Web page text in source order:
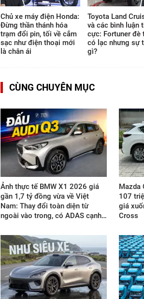
Chủ xe máy điện Honda:
Đừng thần thánh hóa
trạm đổi pin, tối về cắm
sạc như điện thoại mới
là chân ái
Toyota Land
và các bình luận
cực: Fortuner đè
có lạc nhưng sự
gì?
CÙNG CHUYÊN MỤC
Ảnh thực tế BMW X1 2026 giá
gần 1,7 tỷ đồng vừa về Việt
Nam: Thay đổi toàn diện từ
ngoài vào trong, có ADAS cạnh…
Mazda
107
giá
Cross